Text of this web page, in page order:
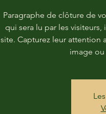
Paragraphe de clôture de
qui sera lu par les
site. Capturez leur attention
image